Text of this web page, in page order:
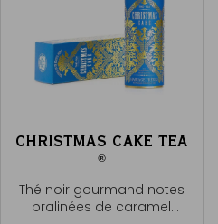
CHRISTMAS CAKE TEA
®
Thé noir gourmand notes
pralinées de caramel